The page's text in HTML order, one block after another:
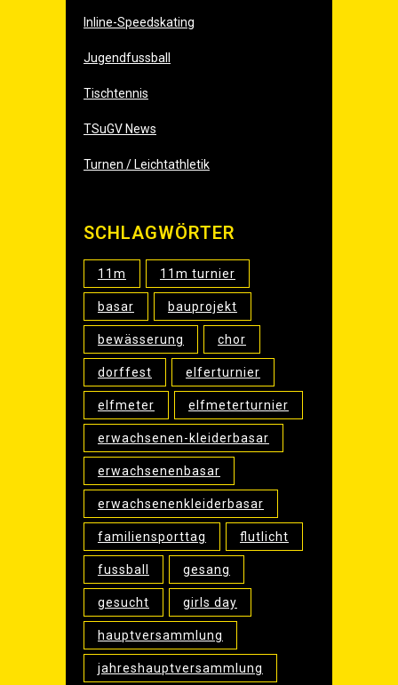
Inline-Speedskating
Jugendfussball
Tischtennis
TSuGV News
Turnen / Leichtathletik
SCHLAG­WÖR­TER
11m 11m turnier
basar bauprojekt
bewässerung chor
dorffest elferturnier
elfmeter elfmeterturnier
erwachsenen-kleiderbasar
erwachsenenbasar
erwachsenenkleiderbasar
familiensporttag flutlicht
fussball gesang
gesucht girls day
hauptversammlung
jahreshauptversammlung